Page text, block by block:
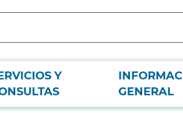
Y
GENERAL
Universitario Severo Ochoa y Centro de